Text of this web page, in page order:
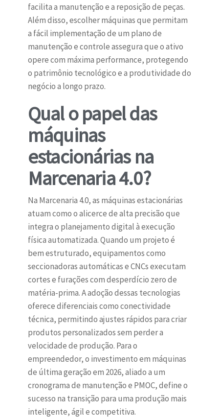
facilita a manutenção e a reposição de peças.
Além disso, escolher máquinas que permitam
a fácil implementação de um plano de
manutenção e controle assegura que o ativo
opere com máxima performance, protegendo
o patrimônio tecnológico e a produtividade do
negócio a longo prazo.
Qual o papel das
máquinas
estacionárias na
Marcenaria 4.0?
Na Marcenaria 4.0, as máquinas estacionárias
atuam como o alicerce de alta precisão que
integra o planejamento digital à execução
física automatizada. Quando um projeto é
bem estruturado, equipamentos como
seccionadoras automáticas e CNCs executam
cortes e furações com desperdício zero de
matéria-prima. A adoção dessas tecnologias
oferece diferenciais como conectividade
técnica, permitindo ajustes rápidos para criar
produtos personalizados sem perder a
velocidade de produção. Para o
empreendedor, o investimento em máquinas
de última geração em 2026, aliado a um
cronograma de manutenção e PMOC, define o
sucesso na transição para uma produção mais
inteligente, ágil e competitiva.